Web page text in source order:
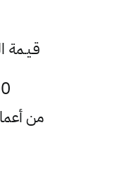
قـيـمة
من